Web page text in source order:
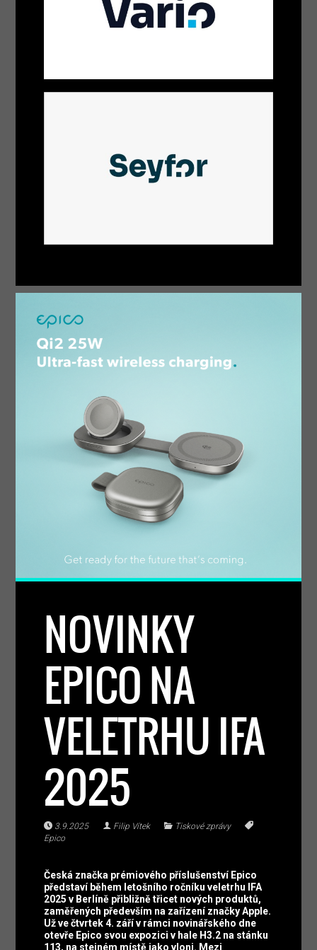
NOVINKY
EPICO NA
VELETRHU IFA
2025
3.9.2025 Filip Vítek
Tiskové zprávy
Epico
Česká značka prémiového příslušenství Epico
představí během letošního ročníku veletrhu IFA
2025 v Berlíně přibližně třicet nových produktů,
zaměřených především na zařízení značky Apple.
Už ve čtvrtek 4. září v rámci novinářského dne
otevře Epico svou expozici v hale H3.2 na stánku
113, na stejném místě jako vloni. Mezi